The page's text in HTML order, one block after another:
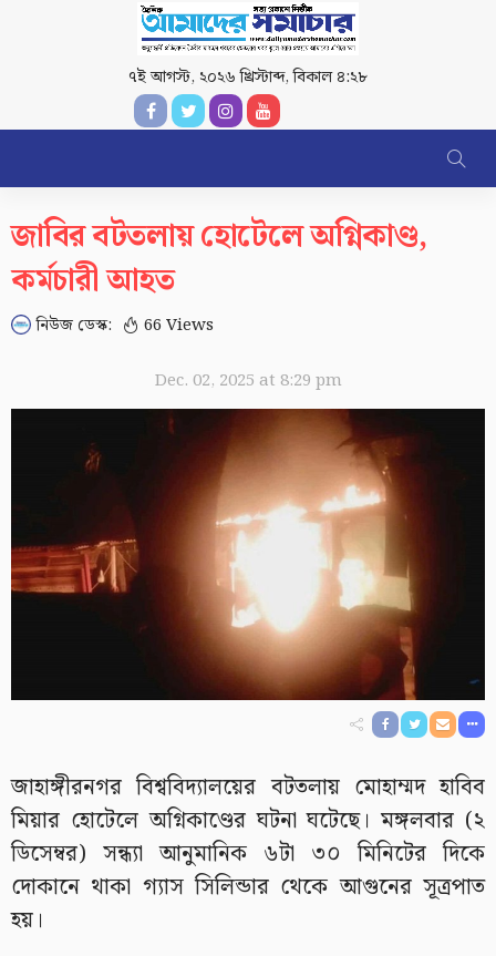
৭ই আগস্ট, ২০২৬ খ্রিস্টাব্দ,বিকাল ৪:২৮
জাবির বটতলায় হোটেলে অগ্নিকাণ্ড,
কর্মচারী আহত
নিউজ ডেস্ক: 66 Views
Dec. 02, 2025 at 8:29 pm
জাহাঙ্গীরনগর বিশ্ববিদ্যালয়ের বটতলায় মোহাম্মদ হাবিব
মিয়ার হোটেলে অগ্নিকাণ্ডের ঘটনা ঘটেছে। মঙ্গলবার (২
ডিসেম্বর) সন্ধ্যা আনুমানিক ৬টা ৩০ মিনিটের দিকে
দোকানে থাকা গ্যাস সিলিন্ডার থেকে আগুনের সূত্রপাত
হয়।